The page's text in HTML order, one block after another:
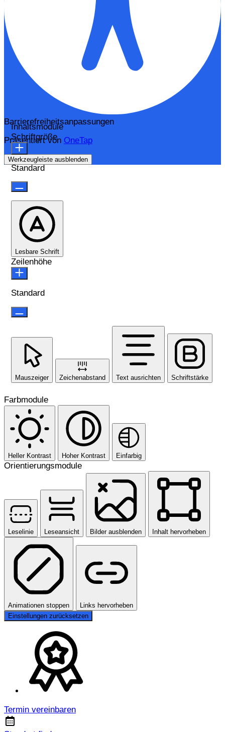
Barrierefreiheitsanpassungen
Präsentiert von OneTap
Werkzeugleiste ausblenden
Inhaltsmodule
Schriftgröße
Standard
Lesbare Schrift
Zeilenhöhe
Standard
Mauszeiger Zeichenabstand Text ausrichten Schriftstärke
Farbmodule
Heller Kontrast Hoher Kontrast Einfarbig
Orientierungsmodule
Leselinie Leseansicht Bilder ausblenden Inhalt hervorheben
Animationen stoppen
Links hervorheben
Einstellungen zurücksetzen
Termin vereinbaren